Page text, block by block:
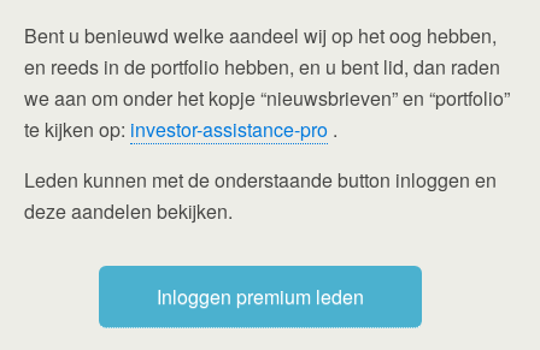
Bent u benieuwd welke aandeel wij op het oog hebben,
en reeds in de portfolio hebben, en u bent lid, dan raden
we aan om onder het kopje “nieuwsbrieven” en “portfolio”
te kijken op: investor-assistance-pro .
Leden kunnen met de onderstaande button inloggen en
deze aandelen bekijken.
Inloggen premium leden